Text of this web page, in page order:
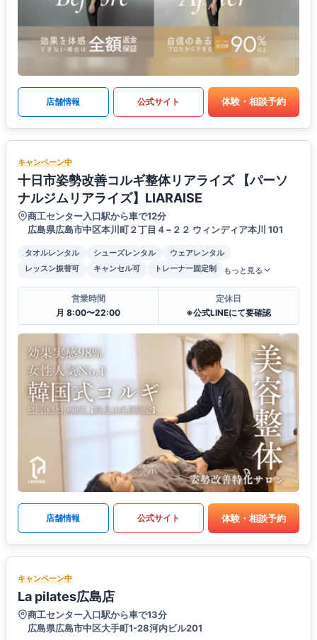
店舗情報 公式サイト 体験・相談予約
キャンペーン中
十日市姿勢改善コルギ整体リアライズ 【パーソ
ナルジムリアライズ】LIARAISE
商工センター入口駅から車で12分
広島県広島市中区本川町２丁目４−２２ ウィンディア本川 101
タオルレンタル シューズレンタル
ウェアレンタル
レッスン振替可
キャンセル可 トレーナー固定制 もっと見る
営業時間
月 8:00〜22:00
定休日
※公式LINEにて要確認
店舗情報 公式サイト 体験・相談予約
キャンペーン中
La pilates広島店
商工センター入口駅から車で13分
広島県広島市中区大手町1-28河内ビル201